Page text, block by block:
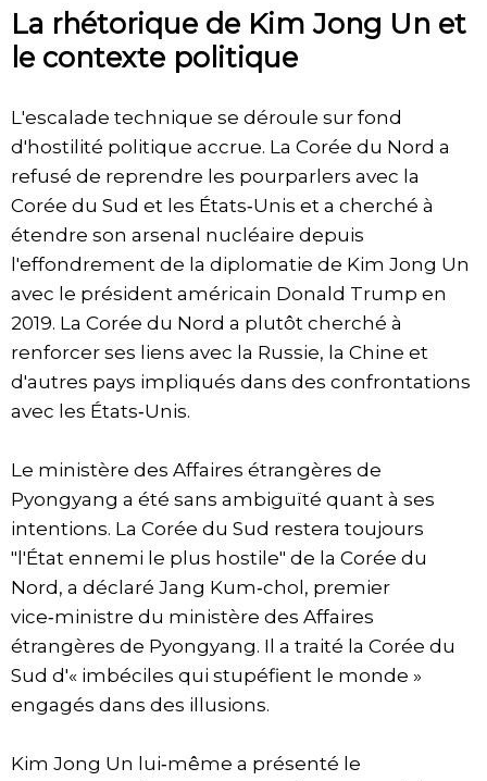
La rhétorique de Kim Jong Un et
le contexte politique
L'escalade technique se déroule sur fond
d'hostilité politique accrue. La Corée du Nord a
refusé de reprendre les pourparlers avec la
Corée du Sud et les États‑Unis et a cherché à
étendre son arsenal nucléaire depuis
l'effondrement de la diplomatie de Kim Jong Un
avec le président américain Donald Trump en
2019. La Corée du Nord a plutôt cherché à
renforcer ses liens avec la Russie, la Chine et
d'autres pays impliqués dans des confrontations
avec les États‑Unis.
Le ministère des Affaires étrangères de
Pyongyang a été sans ambiguïté quant à ses
intentions. La Corée du Sud restera toujours
"l'État ennemi le plus hostile" de la Corée du
Nord, a déclaré Jang Kum‑chol, premier
vice‑ministre du ministère des Affaires
étrangères de Pyongyang. Il a traité la Corée du
Sud d'« imbéciles qui stupéfient le monde »
engagés dans des illusions.
Kim Jong Un lui‑même a présenté le